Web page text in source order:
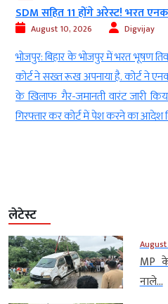
SDM सहित 11 होंगे अरेस्ट! भरत
August 10, 2026 Digvijay
भोजपुर: बिहार के भोजपुर में भरत भूषण
कोर्ट ने सख्त रूख अपनाया है. कोर्ट ने
के खिलाफ गैर-जमानती वारंट जारी
गिरफ्तार कर कोर्ट में पेश करने का आदेश
लेटेस्ट
MP
नाले...